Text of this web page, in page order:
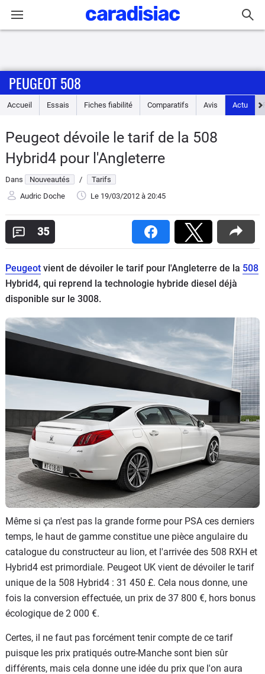
Accueil
Essais
Guide
d'achat
Electriques
Utilitaires
Flottes
Auto
Services
Marques
PEUGEOT 508
Accueil Essais Fiches fiabilité Comparatifs Avis Actu
Peugeot dévoile le tarif de la 508
Hybrid4 pour l'Angleterre
Dans Nouveautés /
Tarifs
Audric Doche
Le 19/03/2012 à 20:45
35
Peugeot vient de dévoiler le tarif pour l'Angleterre de la 508
Hybrid4, qui reprend la technologie hybride diesel déjà
disponible sur le 3008.
Même si ça n'est pas la grande forme pour PSA ces derniers
temps, le haut de gamme constitue une pièce angulaire du
catalogue du constructeur au lion, et l'arrivée des 508 RXH et
Hybrid4 est primordiale. Peugeot UK vient de dévoiler le tarif
unique de la 508 Hybrid4 : 31 450 £. Cela nous donne, une
fois la conversion effectuée, un prix de 37 800 €, hors bonus
écologique de 2 000 €.
Certes, il ne faut pas forcément tenir compte de ce tarif
puisque les prix pratiqués outre-Manche sont bien sûr
différents, mais cela donne une idée du prix que l'on aura